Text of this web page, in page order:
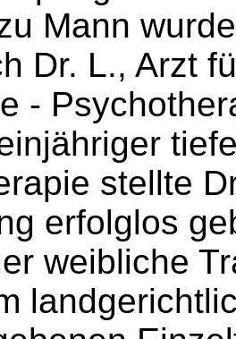
Mann
Dr. L., Arzt
-
stellte
erfolglos
weibliche